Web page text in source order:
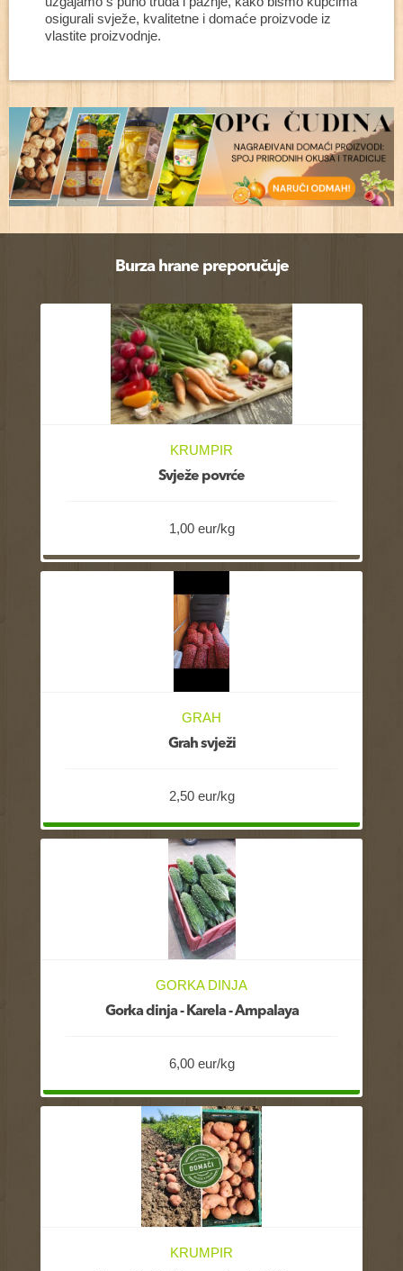
osigurali svježe, kvalitetne i domaće proizvode iz
vlastite proizvodnje.
Burza hrane preporučuje
KRUMPIR
Svježe povrće
1,00 eur/kg
GRAH
Grah svježi
2,50 eur/kg
GORKA DINJA
Gorka dinja - Karela - Ampalaya
6,00 eur/kg
KRUMPIR